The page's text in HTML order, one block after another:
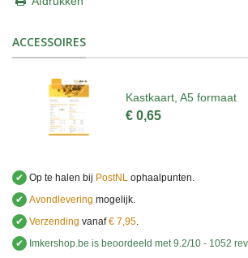
ACCESSOIRES
Kastkaart, A5 formaat
€ 0,65
✔ Op te halen bij PostNL ophaalpunten.
✔ Avondlevering mogelijk.
✔ Verzending vanaf€ 7,95
✔
Imkershop.be is beoordeeld met 9.2/10 - 1052